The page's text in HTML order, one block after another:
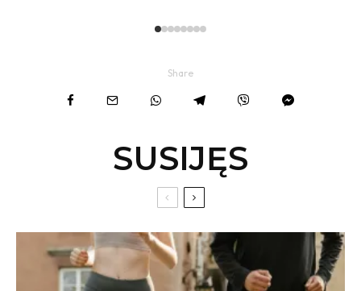
Share
SUSIJĘS